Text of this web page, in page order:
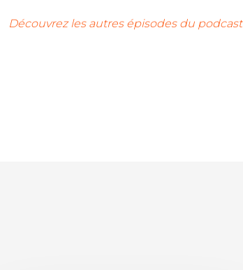
Découvrez les autres épisodes du podcast